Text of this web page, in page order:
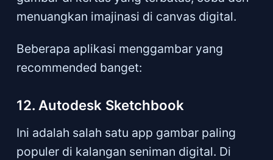
menuangkan imajinasi di canvas digital.
Beberapa aplikasi menggambar yang
recommended banget:
12. Autodesk Sketchbook
Ini adalah salah satu app gambar paling
populer di kalangan seniman digital. Di